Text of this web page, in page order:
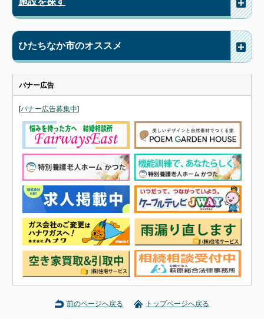
ひたちなか市のオススメ
バナー広告
[バナー広告募集中]
前のページへ戻る トップページへ戻る